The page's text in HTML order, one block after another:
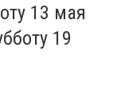
13 мая
19